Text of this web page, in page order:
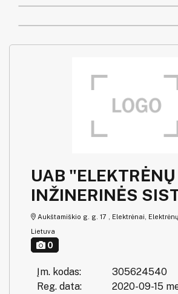
UAB "ELEKTRĖNŲ
INŽINERINĖS
Aukštamiškio g. g. 17 , Elektrėnai, Elektrėnų
Lietuva
0
Įm. kodas:
305624540
Reg. data:
2020-09-15